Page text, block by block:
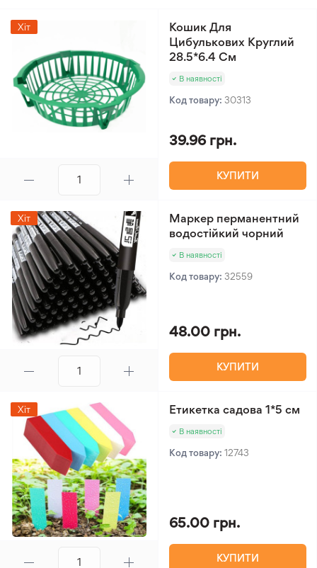
Хіт
Кошик Для
Цибулькових Круглий
28.5*6.4 См
В наявності
Код товару: 30313
39.96 грн.
КУПИТИ
Хіт
Маркер перманентний
водостійкий чорний
В наявності
Код товару: 32559
48.00 грн.
КУПИТИ
Хіт Етикетка садова 1*5 см
В наявності
Код товару: 12743
65.00 грн.
КУПИТИ